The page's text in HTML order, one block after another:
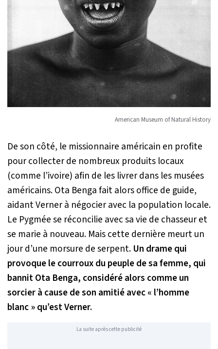
American Museum of Natural History
De son côté, le missionnaire américain en profite
pour collecter de nombreux produits locaux
(comme l’ivoire) afin de les livrer dans les musées
américains. Ota Benga fait alors office de guide,
aidant Verner à négocier avec la population locale.
Le Pygmée se réconcilie avec sa vie de chasseur et
se marie à nouveau. Mais cette dernière meurt un
jour d’une morsure de serpent. Un drame qui
provoque le courroux du peuple de sa femme, qui
bannit Ota Benga, considéré alors comme un
sorcier à cause de son amitié avec « l’homme
blanc » qu’est Verner.
La suite après cette publicité